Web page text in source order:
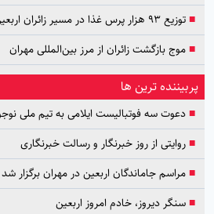
■توزیع ۹۳ هزار پرس غذا در مسیر زائران اربعین
■موج بازگشت زائران از مرز بین‌المللی مهران
پربیننده ترین ها
■دعوت سه فوتبالیست ایلامی به تیم ملی
■روایتی از روز خبرنگار و رسالت خبرنگاری
■مراسم جاماندگان اربعین در مهران برگزار شد
■سنگر دیروز، خادم امروز اربعین